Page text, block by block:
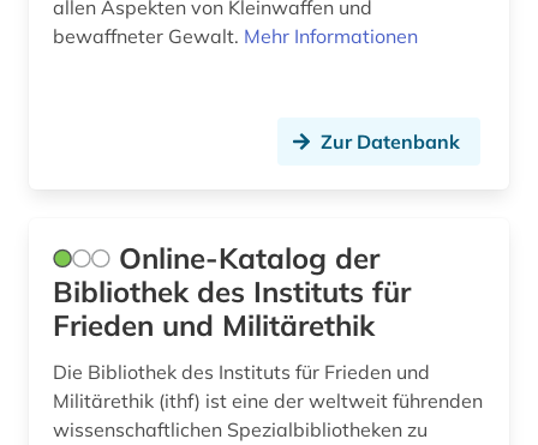
Technik (0)
Wissenschaftskunde, Forschung, Hochschul-,
Museumswesen (0)
allen Aspekten von Kleinwaffen und
bewaffneter Gewalt. Mehr Informationen
Zur Datenbank
Online-Katalog der
Bibliothek des Instituts für
Frieden und Militärethik
Die Bibliothek des Instituts für Frieden und
Militärethik (ithf) ist eine der weltweit führenden
wissenschaftlichen Spezialbibliotheken zu